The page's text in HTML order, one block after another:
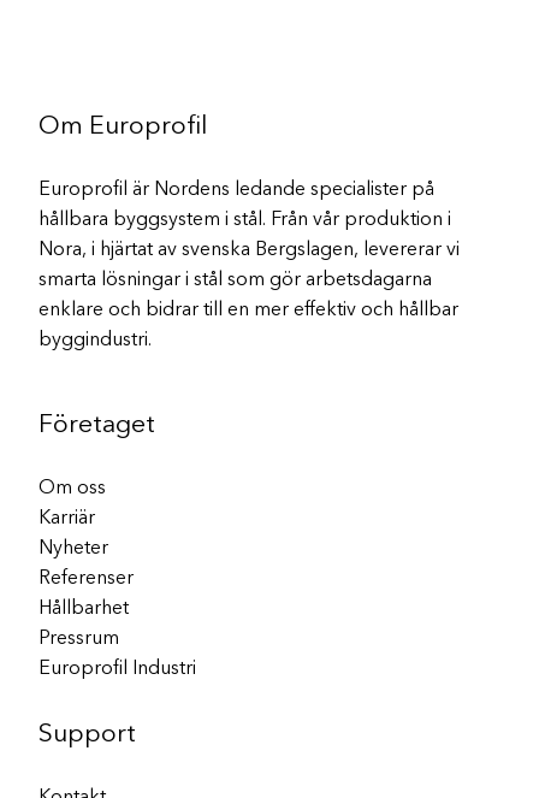
Om Europrofil
Europrofil är Nordens ledande specialister på
hållbara byggsystem i stål. Från vår produktion i
Nora, i hjärtat av svenska Bergslagen, levererar vi
smarta lösningar i stål som gör arbetsdagarna
enklare och bidrar till en mer effektiv och hållbar
byggindustri.
Företaget
Om oss
Karriär
Nyheter
Referenser
Hållbarhet
Pressrum
Europrofil Industri
Support